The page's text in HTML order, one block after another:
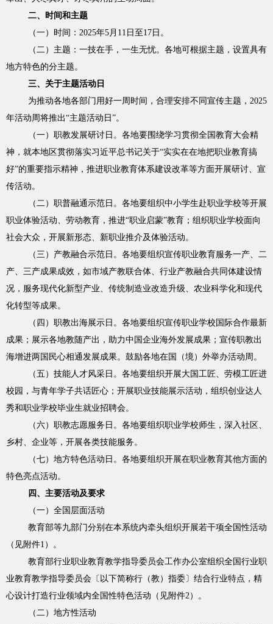
二、时间和主题
（一）时间：2025年5月11日至17日。
（二）主题：一技在手，一生无忧。各地可根据主题，设置具有
地方特色的分主题。
三、关于主题活动日
为推动各地各部门用好一周时间，合理安排不同宣传主题，2025
年活动周将推出“主题活动日”。
（一）职教发展研讨日。各地要围绕学习贯彻全国教育大会精
神，就本地区贯彻落实习近平总书记关于“实实在在地把职业教育搞
好”的重要指示精神，推进职业教育体系建设改革等方面开展研讨、宣
传活动。
（二）职普融通示范日。各地要组织中小学生赴职业学校等开展
职业体验活动、劳动教育，推进“职业启蒙”教育；组织职业学校面向
社会大众，开展新形态、新职业推介及体验活动。
（三）产教融合示范日。各地要组织宣传职业教育服务一产、二
产、三产成果成效，如市域产教联合体、行业产教融合共同体建设情
况，服务现代化新型产业、传统制造业改造升级、农业科学化和现代
化转型等成果。
（四）职教出海展示日。各地要组织宣传职业学校国际合作最新
成果；展示各地教随产出，助力中国企业海外发展成果；宣传职教出
海增进两国民心相通发展成果。鼓励各地在国（境）外举办活动周。
（五）技能人才风采日。各地要组织开展大国工匠、劳模工匠进
校园，与青年学子共话匠心；开展职业技能展示活动，组织创业达人
秀和职业学校毕业生就业招聘会。
（六）职教志愿服务日。各地要组织职业学校师生，深入社区、
乡村、企业等，开展各类技能服务。
（七）地方特色活动日。各地要组织开展在职业教育其他方面的
特色亮点活动。
四、主要活动及要求
（一）全国层面活动
教育部等九部门分别在本系统内牵头组织开展若干项全国性活动
（见附件1）。
教育部行业职业教育教学指导委员会工作办公室组织全国行业职
业教育教学指导委员会〔以下简称行（教）指委〕结合行业特点，精
心设计打造行业领域内全国性特色活动（见附件2）。
（二）地方性活动